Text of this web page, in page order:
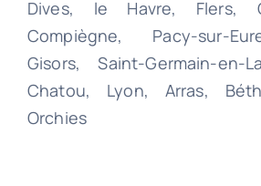
Dives, le Havre, Flers,
Compiègne, Pacy-sur-
Gisors, Saint-Germain-en-
Chatou, Lyon, Arras,
Orchies